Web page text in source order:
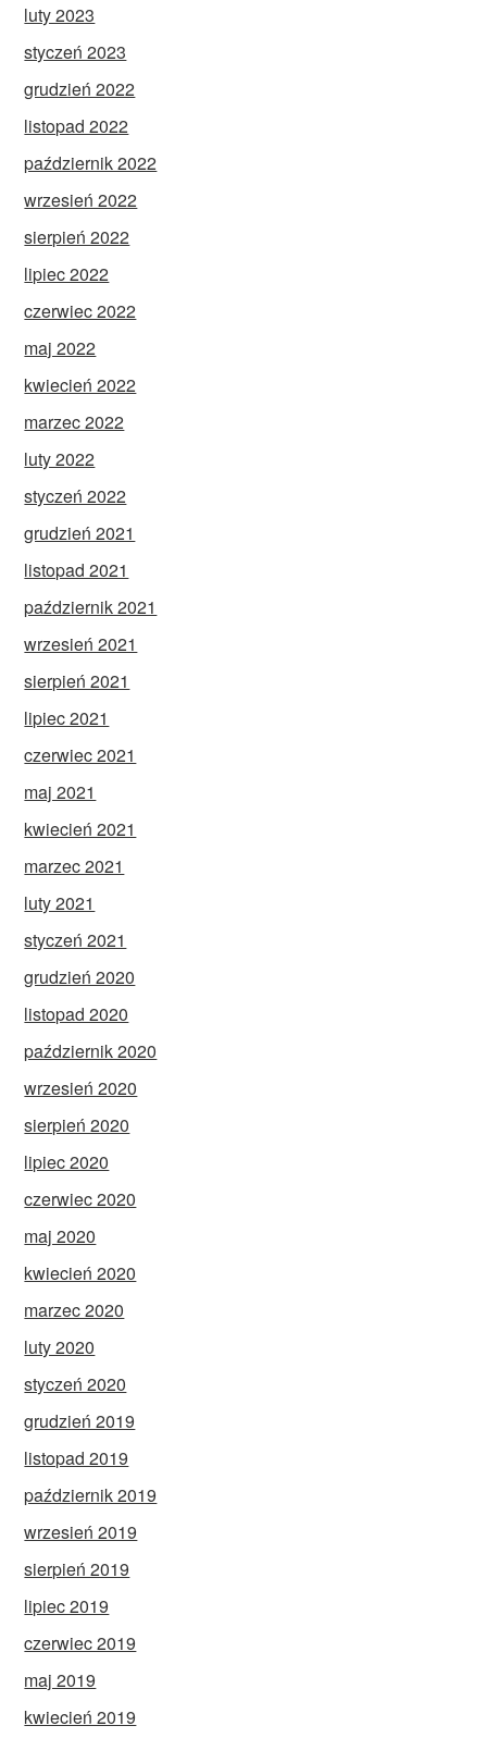
luty 2023
styczeń 2023
grudzień 2022
listopad 2022
październik 2022
wrzesień 2022
sierpień 2022
lipiec 2022
czerwiec 2022
maj 2022
kwiecień 2022
marzec 2022
luty 2022
styczeń 2022
grudzień 2021
listopad 2021
październik 2021
wrzesień 2021
sierpień 2021
lipiec 2021
czerwiec 2021
maj 2021
kwiecień 2021
marzec 2021
luty 2021
styczeń 2021
grudzień 2020
listopad 2020
październik 2020
wrzesień 2020
sierpień 2020
lipiec 2020
czerwiec 2020
maj 2020
kwiecień 2020
marzec 2020
luty 2020
styczeń 2020
grudzień 2019
listopad 2019
październik 2019
wrzesień 2019
sierpień 2019
lipiec 2019
czerwiec 2019
maj 2019
kwiecień 2019